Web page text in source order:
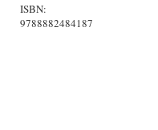
ISBN:
9788882484187